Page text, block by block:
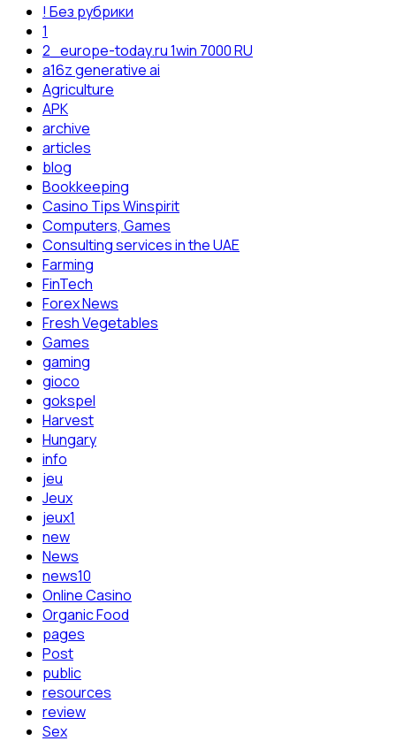
! Без рубрики
1
2_europe-today.ru 1win 7000 RU
a16z generative ai
Agriculture
APK
archive
articles
blog
Bookkeeping
Casino Tips Winspirit
Computers, Games
Consulting services in the UAE
Farming
FinTech
Forex News
Fresh Vegetables
Games
gaming
gioco
gokspel
Harvest
Hungary
info
jeu
Jeux
jeux1
new
News
news10
Online Casino
Organic Food
pages
Post
public
resources
review
Sex